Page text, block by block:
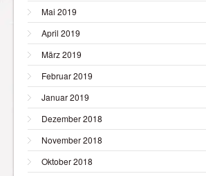
Mai 2019
April 2019
März 2019
Februar 2019
Januar 2019
Dezember 2018
November 2018
Oktober 2018